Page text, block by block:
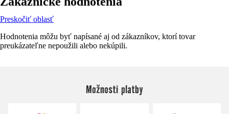
Preskočiť oblasť
Hodnotenia môžu byť napísané aj od zákazníkov, ktorí tovar
preukázateľne nepoužili alebo nekúpili.
Možnosti platby